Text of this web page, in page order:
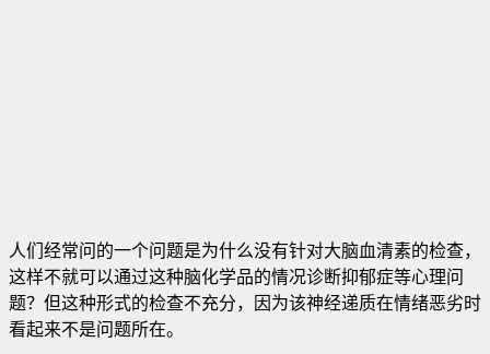
人们经常问的一个问题是为什么没有针对大脑血清素的检查，
这样不就可以通过这种脑化学品的情况诊断抑郁症等心理问
题？但这种形式的检查不充分，因为该神经递质在情绪恶劣时
看起来不是问题所在。